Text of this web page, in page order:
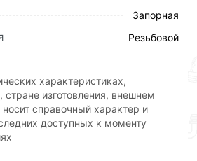
Запорная
Резьбовой
характеристиках,
стране изготовления, внешнем
справочный характер и
доступных к моменту